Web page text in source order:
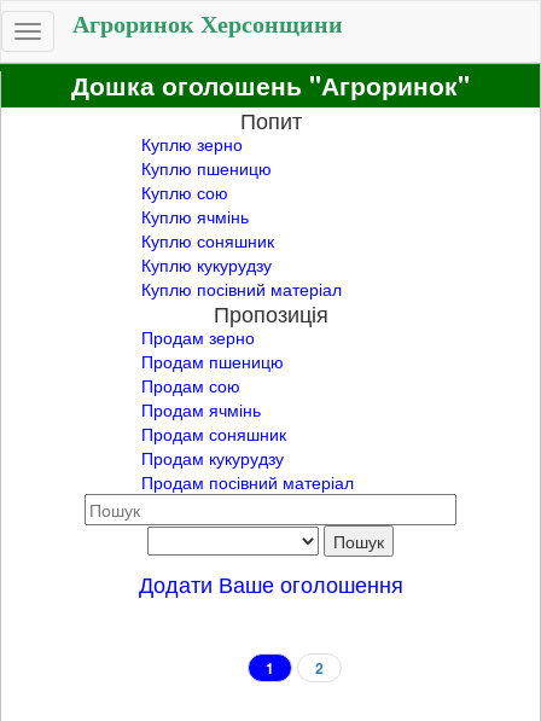
Toggle
navigation
Агроринок Херсонщини
Дошка оголошень "Агроринок"
Попит
Куплю зерно
Куплю пшеницю
Куплю сою
Куплю ячмінь
Куплю соняшник
Куплю кукурудзу
Куплю посівний матеріал
Пропозиція
Продам зерно
Продам пшеницю
Продам сою
Продам ячмінь
Продам соняшник
Продам кукурудзу
Продам посівний матеріал
Додати Ваше оголошення
1 2